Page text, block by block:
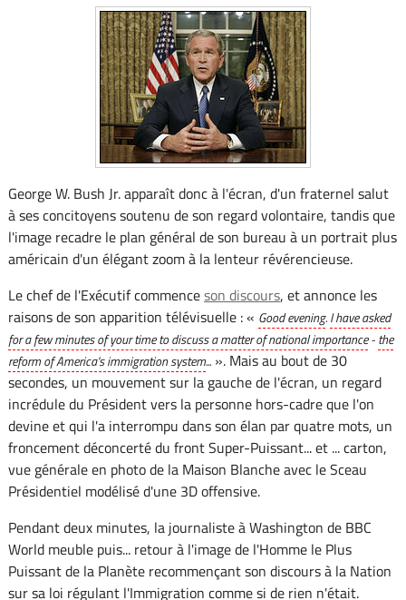
George W. Bush Jr. apparaît donc à l'écran, d'un fraternel salut
à ses concitoyens soutenu de son regard volontaire, tandis que
l'image recadre le plan général de son bureau à un portrait plus
américain d'un élégant zoom à la lenteur révérencieuse.
Le chef de l'Exécutif commenceson discours, et annonce les
raisons de son apparition télévisuelle : « Good evening.I have asked
for a few minutes of your time to discuss a matter of national importance-the
reform of America's immigration system...». Mais au bout de 30
secondes, un mouvement sur la gauche de l'écran, un regard
incrédule du Président vers la personne hors-cadre que l'on
devine et qui l'a interrompu dans son élan par quatre mots, un
froncement déconcerté du front Super-Puissant... et ... carton,
vue générale en photo de la Maison Blanche avec le Sceau
Présidentiel modélisé d'une 3D offensive.
Pendant deux minutes, la journaliste à Washington de BBC
World meuble puis... retour à l'image de l'Homme le Plus
Puissant de la Planète recommençant son discours à la Nation
sur sa loi régulant l'Immigration comme si de rien n'était.